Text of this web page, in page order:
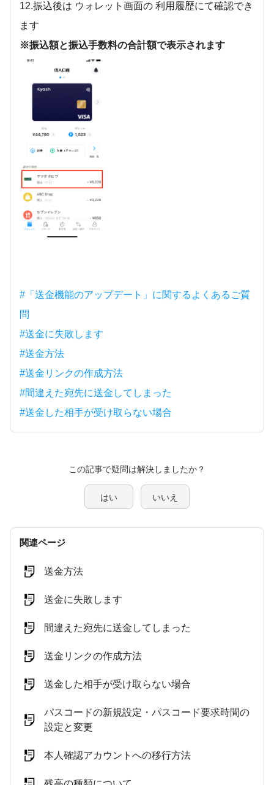
12.振込後は ウォレット画面の 利用履歴にて確認でき
ます
※振込額と振込手数料の合計額で表示されます
#「送金機能のアップデート」に関するよくあるご質
問
#送金に失敗します
#送金方法
#送金リンクの作成方法
#間違えた宛先に送金してしまった
#送金した相手が受け取らない場合
この記事で疑問は解決しましたか？
はい いいえ
関連ページ
送金方法
送金に失敗します
間違えた宛先に送金してしまった
送金リンクの作成方法
送金した相手が受け取らない場合
パスコードの新規設定・パスコード要求時間の
設定と変更
本人確認アカウントへの移行方法